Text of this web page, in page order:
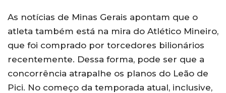
As notícias de Minas Gerais apontam que o
atleta também está na mira do Atlético Mineiro,
que foi comprado por torcedores bilionários
recentemente. Dessa forma, pode ser que a
concorrência atrapalhe os planos do Leão de
Pici. No começo da temporada atual, inclusive,